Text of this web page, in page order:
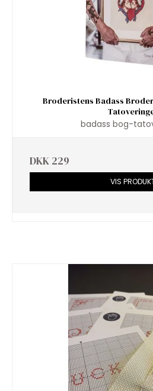
Broderistens Badass
badass bog-
DKK 229
VIS